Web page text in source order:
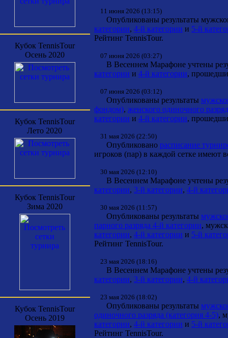
Кубок TennisTour
Осень 2020
Кубок TennisTour
Лето 2020
Кубок TennisTour
Зима 2020
Кубок TennisTour
Осень 2019
11 июня 2026 (13:15)
Опубликованы результаты
категории, 4-й категории и 5-й
Рейтинг TennisTour.
07 июня 2026 (03:27)
В Весеннем Марафоне учтены
категории и 4-й категории,
07 июня 2026 (03:12)
Опубликованы результаты
фондом), женского одиночного
категории и 4-й категории,
31 мая 2026 (22:50)
Опубликовано расписание
игроков (пар) в каждой сетке имеют
30 мая 2026 (12:10)
В Весеннем Марафоне учтены
категории, 3-й категории, 4-й
30 мая 2026 (11:57)
Опубликованы результаты
парного разряда 4-й категории,
категории, 4-й категории и 5-й
Рейтинг TennisTour.
23 мая 2026 (18:16)
В Весеннем Марафоне учтены
категории, 3-й категории, 4-й
23 мая 2026 (18:02)
Опубликованы результаты
одиночного разряда (категория 4-5),
категории, 4-й категории и 5-й
Рейтинг TennisTour.